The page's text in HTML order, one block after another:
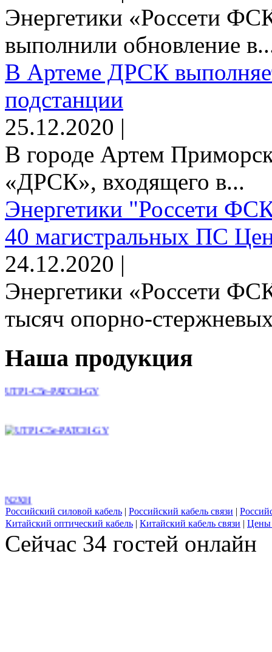
Энергетики «Россети
выполнили обновление
В Артеме ДРСК
подстанции
25.12.2020 |
В городе Артем
«ДРСК», входящего в...
Энергетики "Россети
40 магистральных ПС
24.12.2020 |
Энергетики «Россети
тысяч опорно-
Наша продукция
Российский силовой кабель | Российский кабель связи |
Китайский оптический кабель | Китайский кабель связи | Цены
Сейчас 34 гостей онлайн